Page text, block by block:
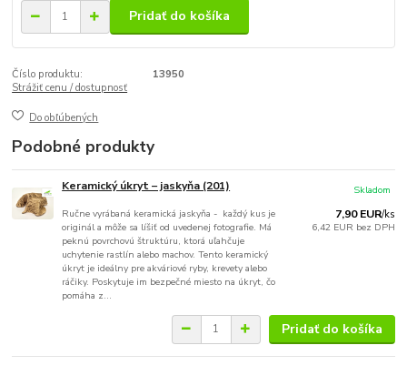
Pridať do košíka
Číslo produktu:
13950
Strážiť cenu / dostupnosť
Do obľúbených
Podobné produkty
Keramický úkryt – jaskyňa (201)
Ručne vyrábaná keramická jaskyňa - každý kus je
originál a môže sa líšiť od uvedenej fotografie. Má
peknú povrchovú štruktúru, ktorá uľahčuje
uchytenie rastlín alebo machov. Tento keramický
úkryt je ideálny pre akváriové ryby, krevety alebo
ráčiky. Poskytuje im bezpečné miesto na úkryt, čo
pomáha z...
7,90 EUR/ks
6,42 EUR bez DPH
Skladom
Pridať do košíka